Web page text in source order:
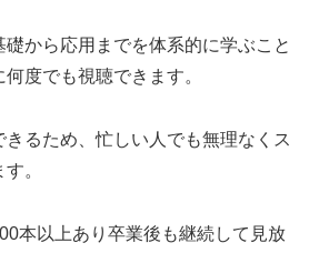
から応用までを体系的に学ぶこと
度でも視聴できます。
きるため、忙しい人でも無理なくス
。
本以上あり卒業後も継続して見放